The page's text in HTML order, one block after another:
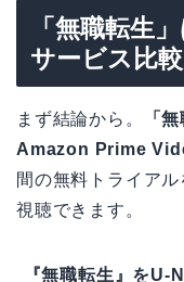
「無職転生
サービス比較
まず結論から。
「
Amazon Prime
間の無料トライア
視聴できます。
『無職転生』をU-